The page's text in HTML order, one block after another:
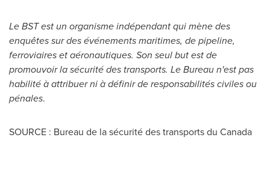
Le BST est un organisme indépendant qui mène des
enquêtes sur des événements maritimes, de pipeline,
ferroviaires et aéronautiques. Son seul but est de
promouvoir la sécurité des transports. Le Bureau n'est pas
habilité à attribuer ni à définir de responsabilités civiles ou
pénales.
SOURCE : Bureau de la sécurité des transports du Canada